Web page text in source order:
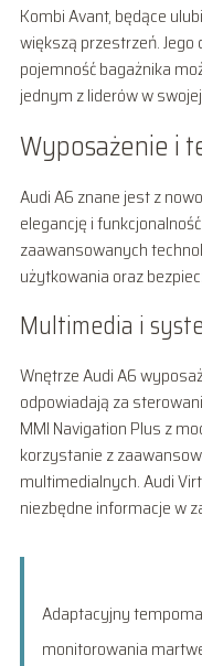
Kombi Avant, będące
większą przestrzeń. Jego
pojemność bagażnika
jednym z liderów w
Wyposażenie i
Audi A6 znane jest z
elegancję i
zaawansowanych
użytkowania oraz
Multimedia i
Wnętrze Audi A6
odpowiadają za
MMI Navigation Plus z
korzystanie z
multimedialnych. Audi
niezbędne informacje w
Adaptacyjny
monitorowania